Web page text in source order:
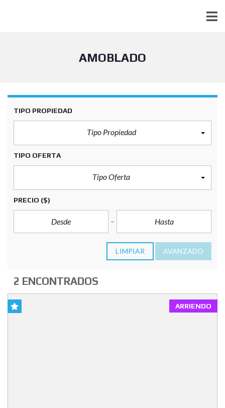
AMOBLADO
TIPO PROPIEDAD
Tipo Propiedad
TIPO OFERTA
Tipo Oferta
PRECIO ($)
LIMPIAR AVANZADO
2 ENCONTRADOS
ARRIENDO